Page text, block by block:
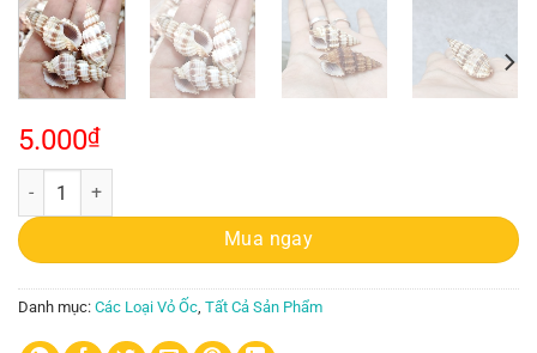
5.000₫
Vỏ ốc xoắn baby cực đẹp nhiều kích cỡ họa tiết ngẫu nhiên số lượng
Mua ngay
Danh mục: Các Loại Vỏ Ốc, Tất Cả Sản Phẩm